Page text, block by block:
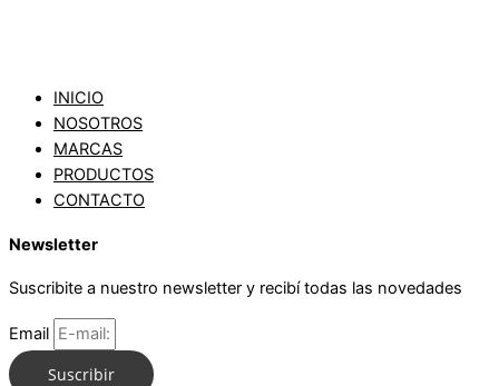
INICIO
NOSOTROS
MARCAS
PRODUCTOS
CONTACTO
Newsletter
Suscribite a nuestro newsletter y recibí todas las novedades
Email
Suscribir